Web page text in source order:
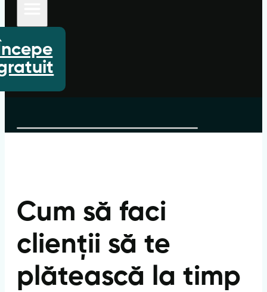
Cum să faci
clienții să te
plătească la timp